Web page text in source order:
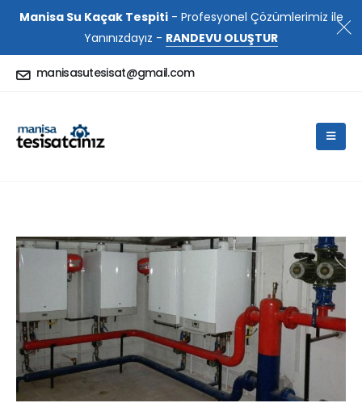
Manisa Su Kaçak Tespiti- Profesyonel Çözümlerimiz ile
Yanınızdayız - RANDEVU OLUŞTUR
manisasutesisat@gmail.com